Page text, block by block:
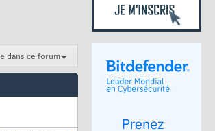
dans ce forum